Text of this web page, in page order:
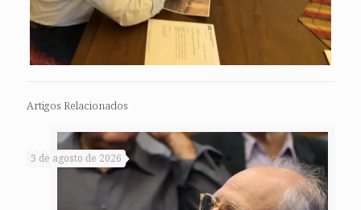
Artigos Relacionados
3 de agosto de 2026